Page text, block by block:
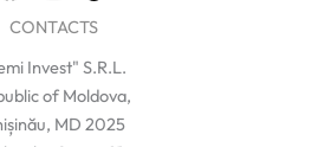
CONTACTS
Invest" S.R.L.
of Moldova,
MD 2025